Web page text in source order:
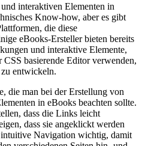
interaktiven Elementen in
Know-how, aber es gibt
​die diese
eBooks-Ersteller bieten bereits
und interaktive Elemente,
basierende Editor verwenden,
entwickeln.
die man bei der Erstellung von
in eBooks beachten sollte.
dass ​die Links leicht​
‍dass sie angeklickt werden
Navigation wichtig, damit